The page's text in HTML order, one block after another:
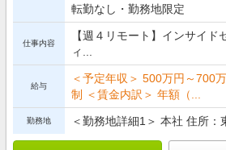
転勤なし・勤務地限定
仕事内容
【週４リモート】インサイ
ィ...
給与
＜予定年収＞ 500万円～700
制 ＜賃金内訳＞ 年額（...
勤務地 ＜勤務地詳細1＞ 本社 住所：